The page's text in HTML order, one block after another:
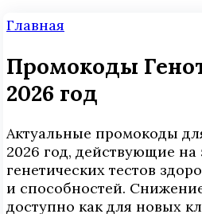
Главная
Промокоды
2026 год
Актуальные промокоды
2026 год, действующие на
генетических тестов
и способностей.
доступно как для новых